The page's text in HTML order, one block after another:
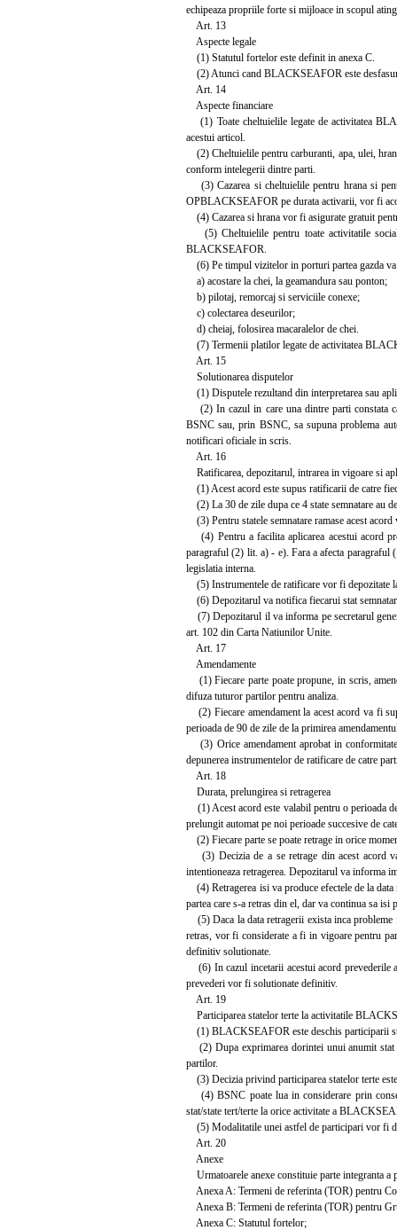
echipeaza propriile forte si mijloace in scopul
Art. 13
Aspecte legale
(1) Statutul fortelor este definit in anexa C.
(2) Atunci cand BLACKSEAFOR este
Art. 14
Aspecte financiare
(1) Toate cheltuielile legate de activitatea
acestui articol.
(2) Cheltuielile pentru carburanti, apa, ulei,
conform intelegerii dintre parti.
(3) Cazarea si cheltuielile pentru hrana si
OPBLACKSEAFOR pe durata activarii, vor fi
(4) Cazarea si hrana vor fi asigurate gratuit
(5) Cheltuielile pentru toate activitatile
BLACKSEAFOR.
(6) Pe timpul vizitelor in porturi partea gazda
a) acostare la chei, la geamandura sau ponton;
b) pilotaj, remorcaj si serviciile conexe;
c) colectarea deseurilor;
d) cheiaj, folosirea macaralelor de chei.
(7) Termenii platilor legate de activitatea
Art. 15
Solutionarea disputelor
(1) Disputele rezultand din interpretarea sau
(2) In cazul in care una dintre parti constata
BSNC sau, prin BSNC, sa supuna problema
notificari oficiale in scris.
Art. 16
Ratificarea, depozitarul, intrarea in vigoare si
(1) Acest acord este supus ratificarii de catre
(2) La 30 de zile dupa ce 4 state semnatare au
(3) Pentru statele semnatare ramase acest
(4) Pentru a facilita aplicarea acestui acord
paragraful (2) lit. a) - e). Fara a afecta paragraful
legislatia interna.
(5) Instrumentele de ratificare vor fi depozitate
(6) Depozitarul va notifica fiecarui stat
(7) Depozitarul il va informa pe secretarul
art. 102 din Carta Natiunilor Unite.
Art. 17
Amendamente
(1) Fiecare parte poate propune, in scris,
difuza tuturor partilor pentru analiza.
(2) Fiecare amendament la acest acord va fi
perioada de 90 de zile de la primirea
(3) Orice amendament aprobat in
depunerea instrumentelor de ratificare de catre
Art. 18
Durata, prelungirea si retragerea
(1) Acest acord este valabil pentru o perioada
prelungit automat pe noi perioade succesive de
(2) Fiecare parte se poate retrage in orice
(3) Decizia de a se retrage din acest acord
intentioneaza retragerea. Depozitarul va informa
(4) Retragerea isi va produce efectele de la
partea care s-a retras din el, dar va continua sa
(5) Daca la data retragerii exista inca probleme
retras, vor fi considerate a fi in vigoare pentru
definitiv solutionate.
(6) In cazul incetarii acestui acord prevederile
prevederi vor fi solutionate definitiv.
Art. 19
Participarea statelor terte la activitatile
(1) BLACKSEAFOR este deschis participarii
(2) Dupa exprimarea dorintei unui anumit stat
partilor.
(3) Decizia privind participarea statelor terte
(4) BSNC poate lua in considerare prin
stat/state tert/terte la orice activitate a
(5) Modalitatile unei astfel de participari vor fi
Art. 20
Anexe
Urmatoarele anexe constituie parte integranta a
Anexa A: Termeni de referinta (TOR) pentru
Anexa B: Termeni de referinta (TOR) pentru
Anexa C: Statutul fortelor;